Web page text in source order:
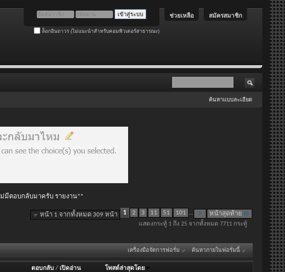
สมัครสมาชิก
ช่วยเหลือ
ล็อกอินถาวร (ไม่แนะนำสำหรับคอมพิวเตอร์สาธารณะ)
ค้นหาแบบละเอียด
ม่มีตอบกลับมาครับ รายงาน**
หน้า 1 จากทั้งหมด 309 หน้า 1 2 3 11 51 101 ... หน้าสุดท้าย
แสดงกระทู้ 1 ถึง 25 จากทั้งหมด 7711 กระทู้
เครื่องมือจัดการฟอรั่ม ค้นหาภายในฟอรั่มนี้
ตอบกลับ / เปิดอ่าน โพสต์ล่าสุดโดย